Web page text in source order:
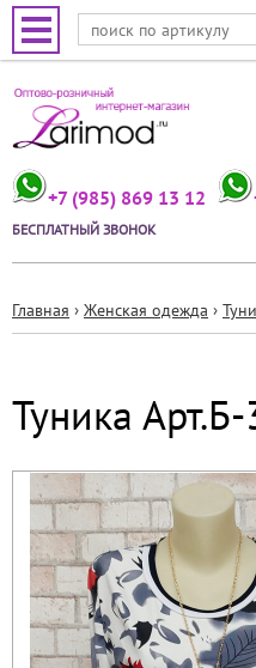
Jump
+7 (985) 869 13 12
БЕСПЛАТНЫЙ ЗВОНОК
здесь
Главная › Женская одежда ›
Туника